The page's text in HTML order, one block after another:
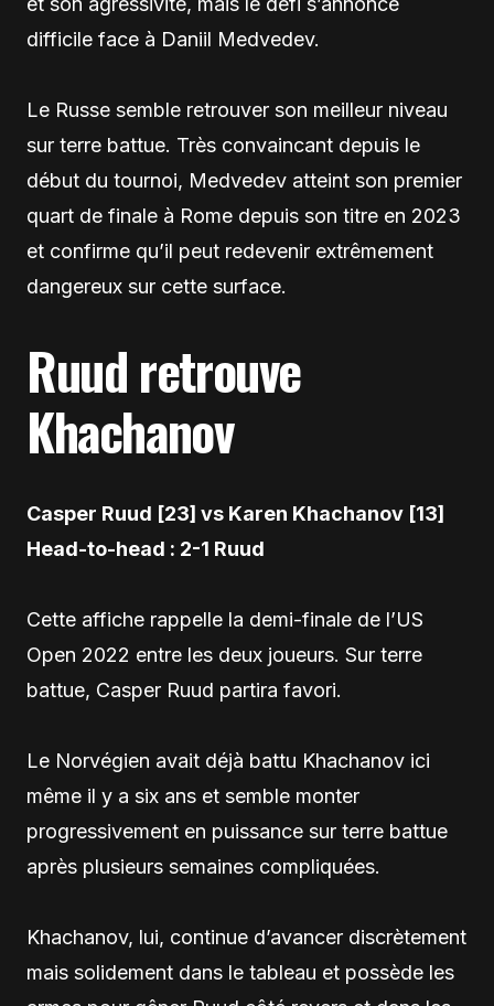
difficile face à Daniil Medvedev.
Le Russe semble retrouver son meilleur niveau
sur terre battue. Très convaincant depuis le
début du tournoi, Medvedev atteint son premier
quart de finale à Rome depuis son titre en 2023
et confirme qu’il peut redevenir extrêmement
dangereux sur cette surface.
Ruud retrouve
Khachanov
Casper Ruud [23] vs Karen Khachanov [13]
Head-to-head : 2-1 Ruud
Cette affiche rappelle la demi-finale de l’US
Open 2022 entre les deux joueurs. Sur terre
battue, Casper Ruud partira favori.
Le Norvégien avait déjà battu Khachanov ici
même il y a six ans et semble monter
progressivement en puissance sur terre battue
après plusieurs semaines compliquées.
Khachanov, lui, continue d’avancer discrètement
mais solidement dans le tableau et possède les